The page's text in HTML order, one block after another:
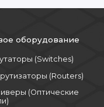
оборудование
(Switches)
(Routers)
(Оптические